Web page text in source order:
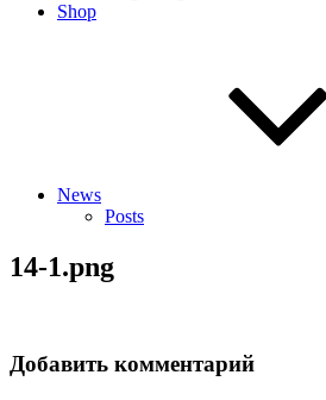
Shop
News
Posts
14-1.png
Добавить комментарий